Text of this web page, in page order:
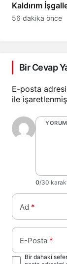
Kaldırım
Fırsat Vermiyor
56 dakika önce
Bir Cevap
E-posta
ile
0/30
Ad *
E-Posta *
Bir dahaki